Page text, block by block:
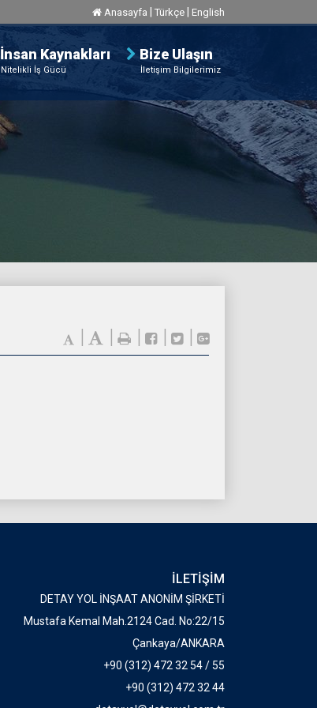
Anasayfa Türkçe English
İnsan Kaynakları
Nitelikli İş Gücü
Bize Ulaşın
İletişim Bilgilerimiz
İLETİŞİM
DETAY YOL İNŞAAT ANONİM ŞİRKETİ
Mustafa Kemal Mah.2124 Cad. No:22/15
Çankaya/ANKARA
+90 (312) 472 32 54 / 55
+90 (312) 472 32 44